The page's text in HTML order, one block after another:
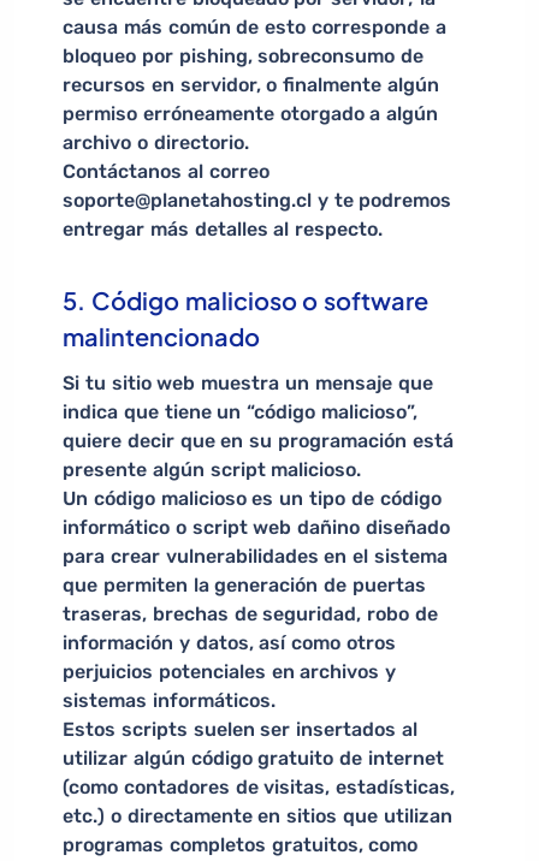
causa más común de esto corresponde a
bloqueo por pishing, sobreconsumo de
recursos en servidor, o finalmente algún
permiso erróneamente otorgado a algún
archivo o directorio.
Contáctanos al correo
soporte@planetahosting.cl y te podremos
entregar más detalles al respecto.
5. Código malicioso o software
malintencionado
Si tu sitio web muestra un mensaje que
indica que tiene un “código malicioso”,
quiere decir que en su programación está
presente algún script malicioso.
Un código malicioso es un tipo de código
informático o script web dañino diseñado
para crear vulnerabilidades en el sistema
que permiten la generación de puertas
traseras, brechas de seguridad, robo de
información y datos, así como otros
perjuicios potenciales en archivos y
sistemas informáticos.
Estos scripts suelen ser insertados al
utilizar algún código gratuito de internet
(como contadores de visitas, estadísticas,
etc.) o directamente en sitios que utilizan
programas completos gratuitos, como